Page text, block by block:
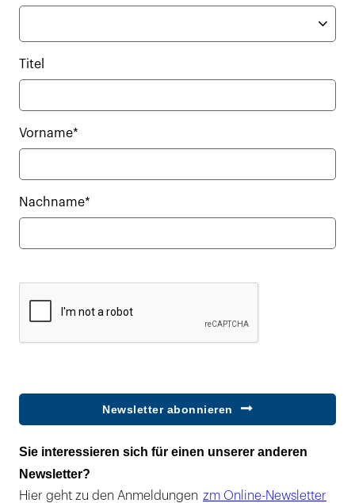
Titel
Vorname*
Nachname*
Newsletter abonnieren
Sie interessieren sich für einen unserer anderen
Newsletter?
Hier geht zu den Anmeldungen zm Online-Newsletter